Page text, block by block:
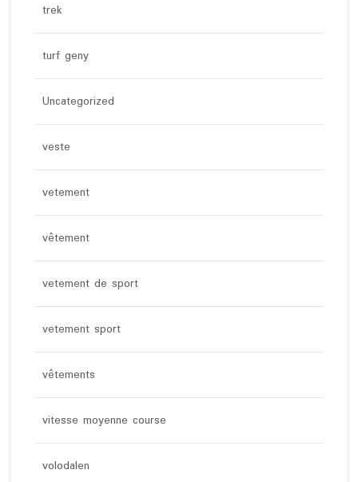
trek
turf geny
Uncategorized
veste
vetement
vêtement
vetement de sport
vetement sport
vêtements
vitesse moyenne course
volodalen